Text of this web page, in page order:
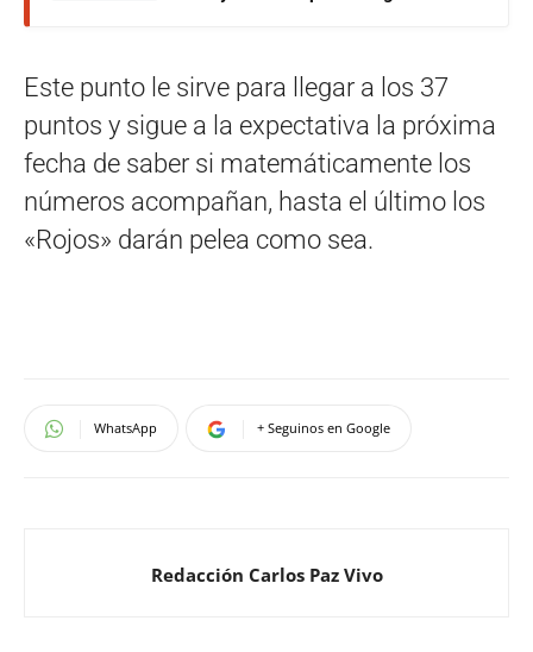
Este punto le sirve para llegar a los 37
puntos y sigue a la expectativa la próxima
fecha de saber si matemáticamente los
números acompañan, hasta el último los
«Rojos» darán pelea como sea.
WhatsApp + Seguinos en Google
Redacción Carlos Paz Vivo